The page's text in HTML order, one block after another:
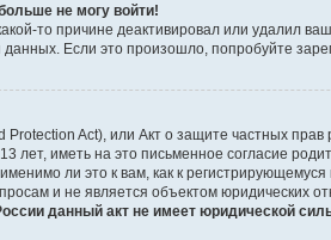
не могу войти!
то причине деактивировал или удалил
Если это произошло, попробуйте
Protection Act), или Акт о защите частных
лет, иметь на это письменное согласие
ли это к вам, как к
и не является объектом юридических
данный акт не имеет юридической